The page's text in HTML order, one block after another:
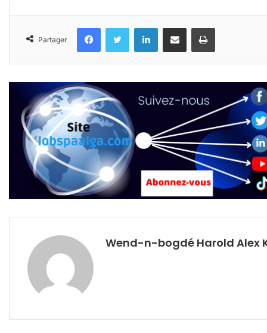
Partager
FacebookTwitter LinkedinPartager par email Imprimer
Wend-n-bogdé Harold Alex